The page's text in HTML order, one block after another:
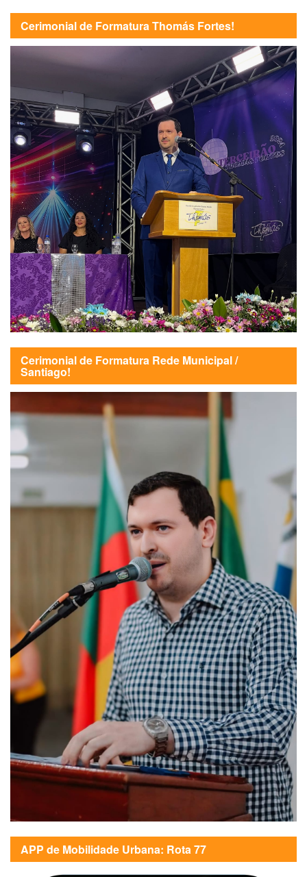
Cerimonial de Formatura Thomás Fortes!
Cerimonial de Formatura Rede Municipal /
Santiago!
APP de Mobilidade Urbana: Rota 77